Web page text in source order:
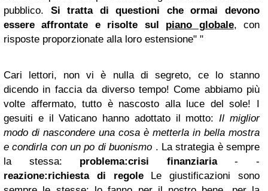
pubblico. Si tratta di questioni che ormai devono
essere affrontate e risolte sul piano globale, con
risposte proporzionate alla loro estensione" "
Cari lettori, non vi è nulla di segreto, ce lo stanno
dicendo in faccia da diverso tempo! Come abbiamo più
volte affermato, tutto è nascosto alla luce del sole! I
gesuiti e il Vaticano hanno adottato il motto:Il miglior
modo di nascondere una cosa è metterla in bella mostra
e condirla con un po di buonismo . La strategia è sempre
la stessa: problema:crisi finanziaria- -
reazione:richiesta di regoleLe giustificazioni sono